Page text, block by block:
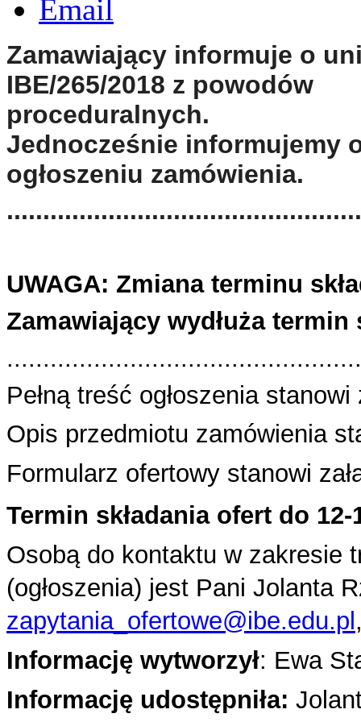
Zamawiający informuje o
IBE/265/2018 z powodów
proceduralnych.
Jednocześnie informujemy
ogłoszeniu zamówienia.
UWAGA: Zmiana terminu
Zamawiający wydłuża termin
Pełną treść ogłoszenia stanowi
Opis przedmiotu zamówienia
Formularz ofertowy stanowi
Termin składania ofert do 12-
Osobą do kontaktu w zakresie
(ogłoszenia) jest Pani Jolanta
zapytania_ofertowe@ibe.edu.pl
Informację wytworzył: Ewa
Informację udostępniła: